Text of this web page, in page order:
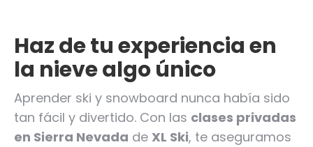
Haz de tu experiencia en
la nieve algo único
Aprender ski y snowboard nunca había sido
tan fácil y divertido. Con las clases privadas
en Sierra Nevada de XL Ski, te aseguramos